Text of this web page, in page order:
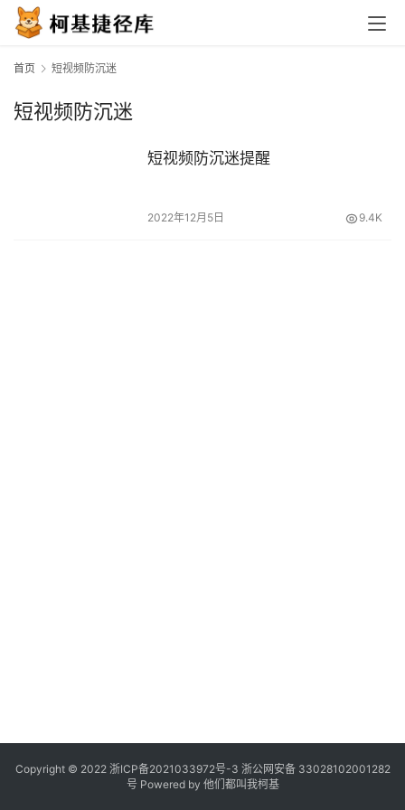
首页 短视频防沉迷
短视频防沉迷
短视频防沉迷提醒
2022年12月5日 9.4K
Copyright © 2022 浙ICP备2021033972号-3 浙公网安备 33028102001282
号 Powered by 他们都叫我柯基